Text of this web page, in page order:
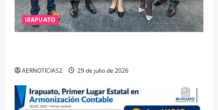
IRAPUATO
AERNOTICIAS2 29 de julio de 2026